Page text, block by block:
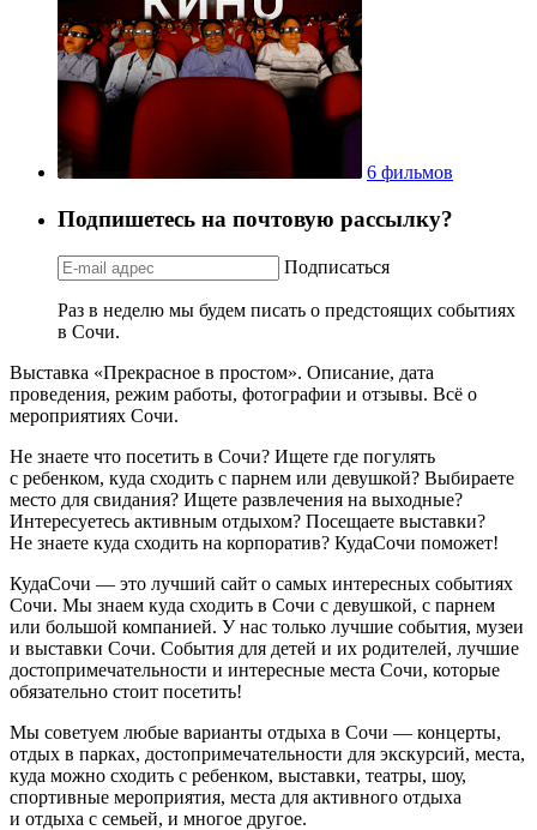
6 фильмов
Подпишетесь на почтовую рассылку?
Подписаться
Раз в неделю мы будем писать о предстоящих событиях
в Сочи.
Выставка «Прекрасное в простом». Описание, дата
проведения, режим работы, фотографии и отзывы. Всё о
мероприятиях Сочи.
Не знаете что посетить в Сочи? Ищете где погулять
с ребенком, куда сходить с парнем или девушкой? Выбираете
место для свидания? Ищете развлечения на выходные?
Интересуетесь активным отдыхом? Посещаете выставки?
Не знаете куда сходить на корпоратив? КудаСочи поможет!
КудаСочи — это лучший сайт о самых интересных событиях
Сочи. Мы знаем куда сходить в Сочи с девушкой, с парнем
или большой компанией. У нас только лучшие события, музеи
и выставки Сочи. События для детей и их родителей, лучшие
достопримечательности и интересные места Сочи, которые
обязательно стоит посетить!
Мы советуем любые варианты отдыха в Сочи — концерты,
отдых в парках, достопримечательности для экскурсий, места,
куда можно сходить с ребенком, выставки, театры, шоу,
спортивные мероприятия, места для активного отдыха
и отдыха с семьей, и многое другое.